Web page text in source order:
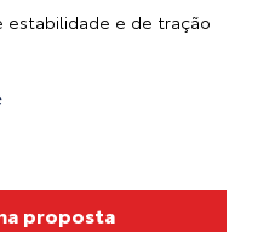
e de tração
proposta